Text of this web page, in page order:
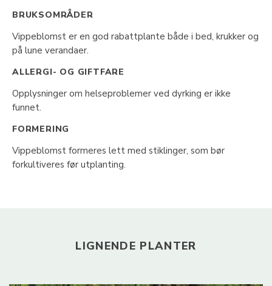
BRUKSOMRÅDER
Vippeblomst er en god rabattplante både i bed, krukker og
på lune verandaer.
ALLERGI- OG GIFTFARE
Opplysninger om helseproblemer ved dyrking er ikke
funnet.
FORMERING
Vippeblomst formeres lett med stiklinger, som bør
forkultiveres før utplanting.
LIGNENDE PLANTER